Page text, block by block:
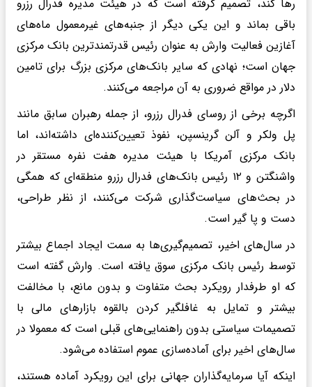
رها کند، تصمیم گرفته است که در هیئت مدیره فدرال رزرو
باقی بماند و این یکی دیگر از جنبه‌های غیرمعمول ماه‌های
آغازین فعالیت وارش به عنوان رئیس قدرتمندترین بانک مرکزی
جهان است؛ نهادی که سایر بانک‌های مرکزی بزرگ برای تامین
دلار در مواقع ضروری به آن مراجعه می‌کنند.
اگرچه برخی از روسای فدرال رزرو، از جمله رهبران سابق مانند
پل ولکر و آلن گرینسپن، نفوذ تعیین‌کننده‌ای داشته‌اند، اما
بانک مرکزی آمریکا با هیئت مدیره هفت نفره مستقر در
واشنگتن و ۱۲ رئیس بانک‌های فدرال رزرو منطقه‌ای که همگی
در بحث‌های سیاست‌گذاری شرکت می‌کنند، از نظر طراحی،
دست و پا گیر است.
در سال‌های اخیر، تصمیم‌گیری‌ها به سمت ایجاد اجماع بیشتر
توسط رئیس بانک مرکزی سوق یافته است. وارش گفته است
که او طرفدار رویکرد بحث متفاوت و بدون مانع، با مخالفت
بیشتر و تمایل به غافلگیر کردن بالقوه بازارهای مالی با
تصمیمات سیاستی بدون راهنمایی‌های قبلی است که معمولا در
سال‌های اخیر برای آماده‌سازی عموم استفاده می‌شود.
اینکه آیا سرمایه‌گذاران جهانی برای این رویکرد آماده هستند،